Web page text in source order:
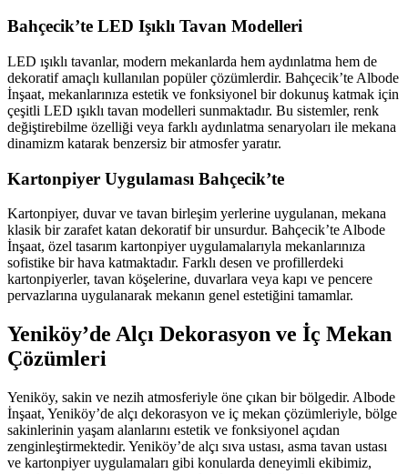
Bahçecik’te LED Işıklı Tavan Modelleri
LED ışıklı tavanlar, modern mekanlarda hem aydınlatma hem de
dekoratif amaçlı kullanılan popüler çözümlerdir. Bahçecik’te Albode
İnşaat, mekanlarınıza estetik ve fonksiyonel bir dokunuş katmak için
çeşitli LED ışıklı tavan modelleri sunmaktadır. Bu sistemler, renk
değiştirebilme özelliği veya farklı aydınlatma senaryoları ile mekana
dinamizm katarak benzersiz bir atmosfer yaratır.
Kartonpiyer Uygulaması Bahçecik’te
Kartonpiyer, duvar ve tavan birleşim yerlerine uygulanan, mekana
klasik bir zarafet katan dekoratif bir unsurdur. Bahçecik’te Albode
İnşaat, özel tasarım kartonpiyer uygulamalarıyla mekanlarınıza
sofistike bir hava katmaktadır. Farklı desen ve profillerdeki
kartonpiyerler, tavan köşelerine, duvarlara veya kapı ve pencere
pervazlarına uygulanarak mekanın genel estetiğini tamamlar.
Yeniköy’de Alçı Dekorasyon ve İç Mekan
Çözümleri
Yeniköy, sakin ve nezih atmosferiyle öne çıkan bir bölgedir. Albode
İnşaat, Yeniköy’de alçı dekorasyon ve iç mekan çözümleriyle, bölge
sakinlerinin yaşam alanlarını estetik ve fonksiyonel açıdan
zenginleştirmektedir. Yeniköy’de alçı sıva ustası, asma tavan ustası
ve kartonpiyer uygulamaları gibi konularda deneyimli ekibimiz,